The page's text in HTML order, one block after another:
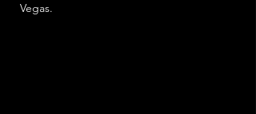
Vegas.